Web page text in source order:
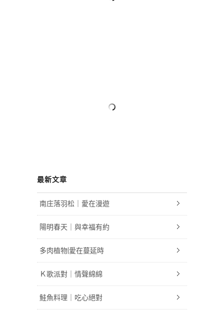
最新文章
南庄落羽松｜愛在漫遊
陽明春天｜與幸福有約
多肉植物|愛在蔓延時
Ｋ歌派對｜情聲綿綿
鮭魚料理｜吃心絕對